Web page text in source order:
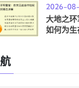
2026-
大地之
如何为